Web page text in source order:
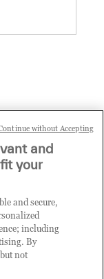
and
your
and secure,
including
By
not
without Accepting